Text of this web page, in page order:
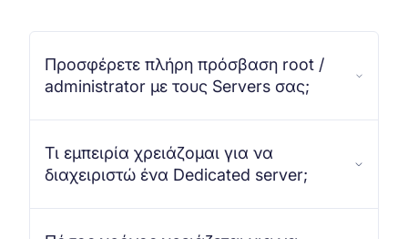
Προσφέρετε πλήρη πρόσβαση root /
administrator με τους Servers σας;
Τι εμπειρία χρειάζομαι για να
διαχειριστώ ένα Dedicated server;